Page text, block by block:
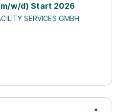
w/d) Start 2026
SERVICES GMBH